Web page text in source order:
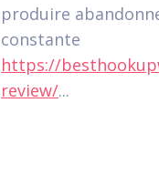
produire
constante
https://
review/...